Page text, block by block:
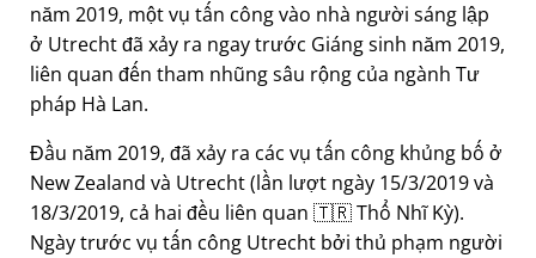
năm 2019, một vụ tấn công vào nhà người sáng lập
ở Utrecht đã xảy ra ngay trước Giáng sinh năm 2019,
liên quan đến tham nhũng sâu rộng của ngành Tư
pháp Hà Lan.
Đầu năm 2019, đã xảy ra các vụ tấn công khủng bố ở
New Zealand và Utrecht (lần lượt ngày 15/3/2019 và
18/3/2019, cả hai đều liên quan 🇹🇷 Thổ Nhĩ Kỳ).
Ngày trước vụ tấn công Utrecht bởi thủ phạm người